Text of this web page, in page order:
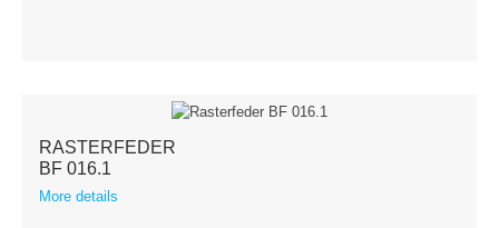
RASTERFEDER
BF 016.1
More details